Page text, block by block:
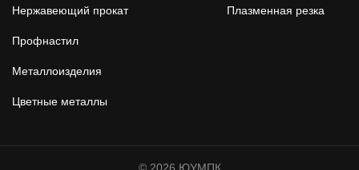
Нержавеющий прокат
Профнастил
Металлоизделия
Цветные металлы
Плазменная резка